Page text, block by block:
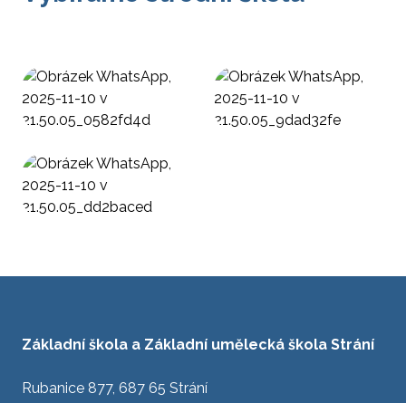
Základní škola a Základní umělecká škola Strání
Rubanice 877, 687 65 Strání